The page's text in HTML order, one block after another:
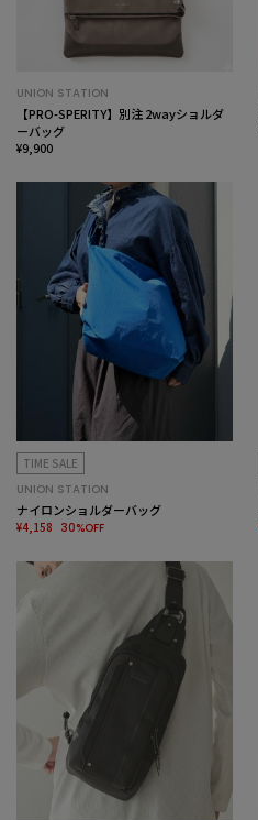
UNION STATION
【PRO-SPERITY】別注 2wayショルダ
ーバッグ
¥9,900
TIME SALE
UNION STATION
ナイロンショルダーバッグ
¥4,158 30%OFF